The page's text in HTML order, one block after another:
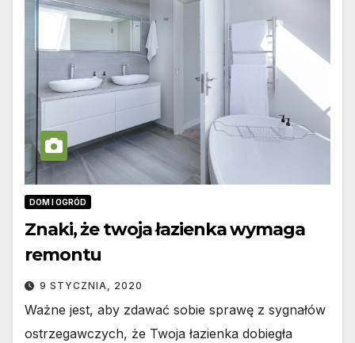
DOM I OGRÓD
Znaki, że twoja łazienka wymaga
remontu
9 STYCZNIA, 2020
Ważne jest, aby zdawać sobie sprawę z sygnałów
ostrzegawczych, że Twoja łazienka dobiegła